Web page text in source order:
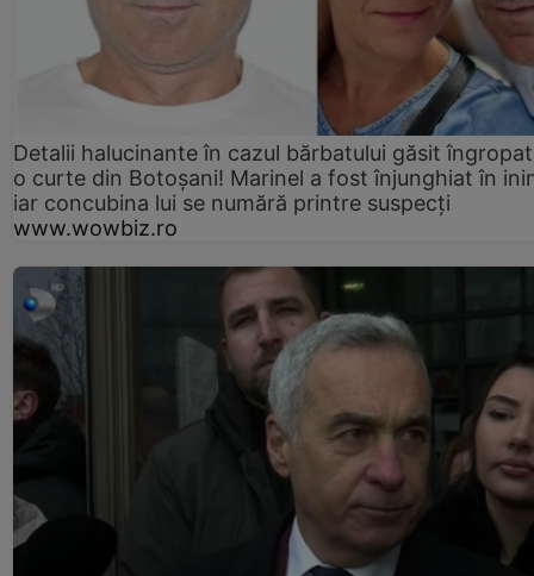
Detalii halucinante în cazul bărbatului găsit
o curte din Botoșani! Marinel a fost înjunghiat în
iar concubina lui se numără printre suspecți
www.wowbiz.ro